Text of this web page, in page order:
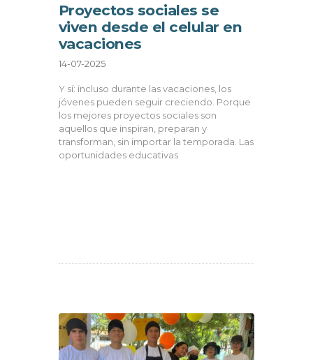
Proyectos sociales se
viven desde el celular en
vacaciones
14-07-2025
Y sí: incluso durante las vacaciones, los
jóvenes pueden seguir creciendo. Porque
los mejores proyectos sociales son
aquellos que inspiran, preparan y
transforman, sin importar la temporada. Las
oportunidades educativas